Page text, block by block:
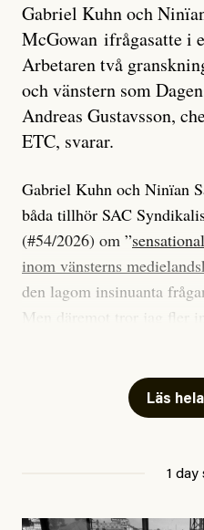
Gabriel Kuhn och
McGowan ifrågasatte i
Arbetaren två
och vänstern som
Andreas Gustavsson,
ETC, svarar.
Gabriel Kuhn och Ninïan
båda tillhör SAC
(#54/2026) om ”
inom vänsterns
den lagom insinuanta
Men däremot tror jag fler
journalistik som vänder
jaga inbördes beundran.
McGowan riktar sin kritik
Läs
1 day